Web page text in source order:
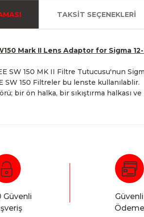
TAKSIT SEÇENEKLERI
Mark II Lens Adaptor for Sigma
SW 150 MK II Filtre Tutucusu'nun
SW 150 Filtreler bu lenste kullanılablir.
bir ön halka, bir sıkıştırma halkası
Güvenli
Güvenli
Ödeme